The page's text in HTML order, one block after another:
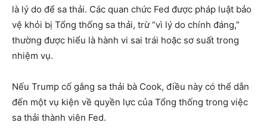
là lý do để sa thải. Các quan chức Fed được pháp luật bảo
vệ khỏi bị Tổng thống sa thải, trừ “vì lý do chính đáng,”
thường được hiểu là hành vi sai trái hoặc sơ suất trong
nhiệm vụ.
Nếu Trump cố gắng sa thải bà Cook, điều này có thể dẫn
đến một vụ kiện về quyền lực của Tổng thống trong việc
sa thải thành viên Fed.